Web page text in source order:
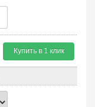
Купить в 1 клик